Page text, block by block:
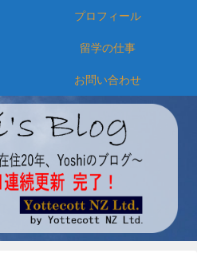
プロフィール
留学の仕事
お問い合わせ